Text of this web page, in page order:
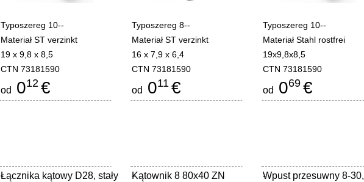
Typoszereg 10--
Materiał ST verzinkt
19 x 9,8 x 8,5
CTN 73181590
od 012 €
Typoszereg 8--
Materiał ST verzinkt
16 x 7,9 x 6,4
CTN 73181590
od 011 €
Typoszereg 10--
Materiał Stahl rostfrei
19x9,8x8,5
CTN 73181590
od 069 €
Łącznika kątowy D28, stały
- Kątownik 8 80x40 ZN
-
Wpust przesuwny 8-30,
-